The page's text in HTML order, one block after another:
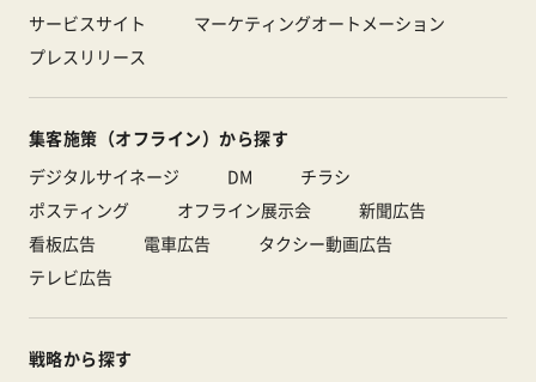
サービスサイト
マーケティングオートメーション
プレスリリース
集客施策（オフライン）から探す
デジタルサイネージ
DM
チラシ
ポスティング
オフライン展示会
新聞広告
看板広告
電車広告
タクシー動画広告
テレビ広告
戦略から探す